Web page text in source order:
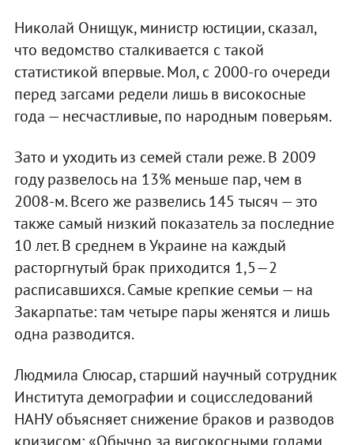
Николай Онищук, министр юстиции, сказал,
что ведомство сталкивается с такой
статистикой впервые. Мол, с 2000-го очереди
перед загсами редели лишь в високосные
года — несчастливые, по народным поверьям.
Зато и уходить из семей стали реже. В 2009
году развелось на 13% меньше пар, чем в
2008-м. Всего же развелись 145 тысяч — это
также самый низкий показатель за последние
10 лет. В среднем в Украине на каждый
расторгнутый брак приходится 1,5—2
расписавшихся. Самые крепкие семьи — на
Закарпатье: там четыре пары женятся и лишь
одна разводится.
Людмила Слюсар, старший научный сотрудник
Института демографии и социсследований
НАНУ объясняет снижение браков и разводов
кризисом: «Обычно за високосными годами